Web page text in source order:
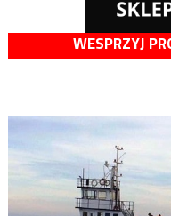
WESPRZYJ